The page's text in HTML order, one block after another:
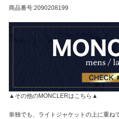
商品番号:2090208199
▲その他のMONCLERはこちら▲
単独でも、ライトジャケットの上に重ね